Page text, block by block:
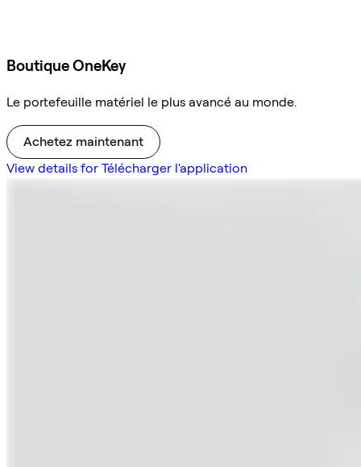
Boutique OneKey
Le portefeuille matériel le plus avancé au monde.
Achetez maintenant
View details for Télécharger l'application